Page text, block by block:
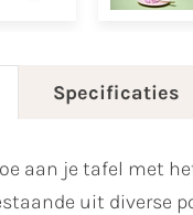
Specificaties
aan je tafel met
uit diverse